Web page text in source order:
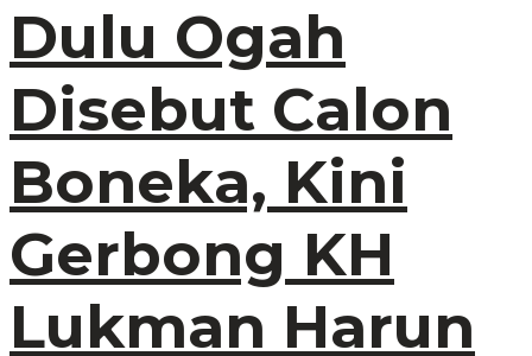
Dulu Ogah
Disebut Calon
Boneka, Kini
Gerbong KH
Lukman Harun